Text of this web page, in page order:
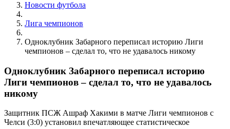
Новости футбола
Лига чемпионов
Одноклубник Забарного переписал историю Лиги
чемпионов – сделал то, что не удавалось никому
Одноклубник Забарного переписал историю
Лиги чемпионов – сделал то, что не удавалось
никому
Защитник ПСЖ Ашраф Хакими в матче Лиги чемпионов с
Челси (3:0) установил впечатляющее статистическое